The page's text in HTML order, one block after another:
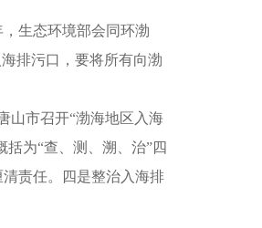
，生态环境部会同环渤
排污口，要将所有向渤
山市召开“渤海地区入海
括为“查、测、溯、治”四
责任。四是整治入海排